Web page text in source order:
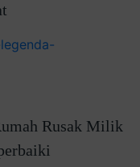
Rusak Milik